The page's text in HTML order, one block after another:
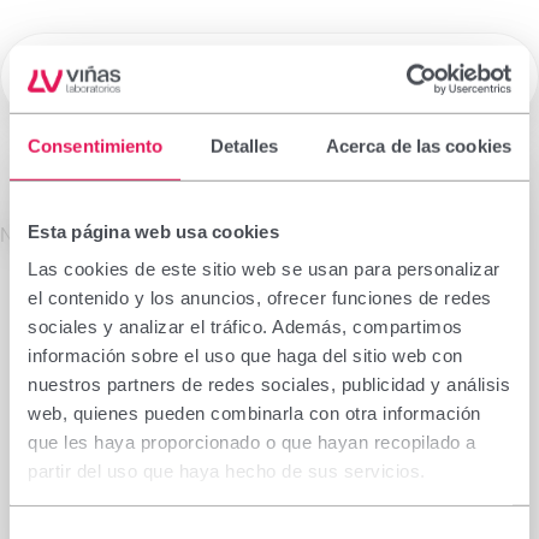
Consentimiento Detalles Acerca de las cookies
Esta página web usa cookies
Las cookies de este sitio web se usan para personalizar
el contenido y los anuncios, ofrecer funciones de redes
sociales y analizar el tráfico. Además, compartimos
información sobre el uso que haga del sitio web con
nuestros partners de redes sociales, publicidad y análisis
web, quienes pueden combinarla con otra información
que les haya proporcionado o que hayan recopilado a
partir del uso que haya hecho de sus servicios.
Laboratorios Viñas ☰
No se encontró el producto solicitado.
Medicamentos de Prescripción
La información que figura en esta sección está
dirigida exclusivamente a profesionales sanitarios
facultados para prescribir o dispensar
medicamentos, por lo que requiere una formación
especializada para su correcta interpretación. En
caso de no pertenecer a este colectivo, le rogamos
se abstenga de continuar.
Declaro que soy profesional sanitario con
capacidad de prescripción o dispensación en